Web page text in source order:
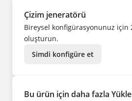
IT
NL
NO
PL
PT
SV
ZH
Çizim jeneratörü
Bireysel konfigürasyonunuz için
oluşturun.
Simdi konfigüre et
Bu ürün için daha fazla